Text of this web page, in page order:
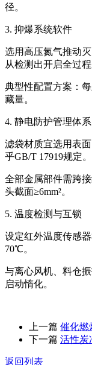
径。
3. 抑爆系统软件
选用高压氮气推动
从检测出开启全过程
典型性配置方案：
藏量。
4. 静电防护管理体系
滤袋材质宜选用表
乎GB/T 17919规定。
全部金属部件需跨
头截面≥6mm²。
5. 温度检测与互锁
设定红外温度传感
70℃。
与离心风机、料仓
启动惰化。
上一篇 催化燃
下一篇 活性炭
返回列表